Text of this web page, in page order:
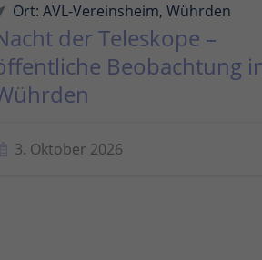
Ort: AVL-Vereinsheim, Wührden
der Teleskope –
Beobachtung
3. Oktober 2026